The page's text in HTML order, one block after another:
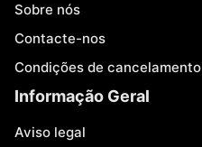
Sobre nós
Contacte-nos
Condições de cancelamento
Informação Geral
Aviso legal